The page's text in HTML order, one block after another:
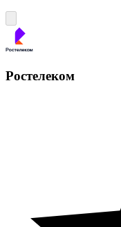
Ростелеком